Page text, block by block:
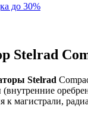
до 30%
Stelrad
Stelrad
к магистрали,